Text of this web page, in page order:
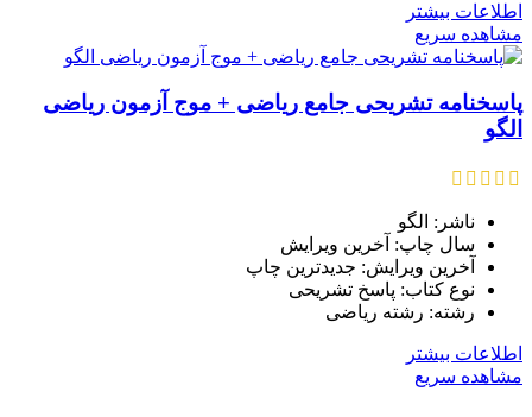
اطلاعات بیشتر
مشاهده سریع
پاسخنامه تشریحی جامع ریاضی + موج آزمون ریاضی
الگو
ناشر: الگو
سال چاپ: آخرین ویرایش
آخرین ویرایش: جدیدترین چاپ
نوع کتاب: پاسخ تشریحی
رشته: رشته ریاضی
اطلاعات بیشتر
مشاهده سریع